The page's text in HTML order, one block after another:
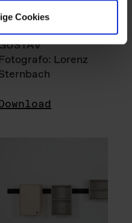
Cookies
Fotografo: Lorenz